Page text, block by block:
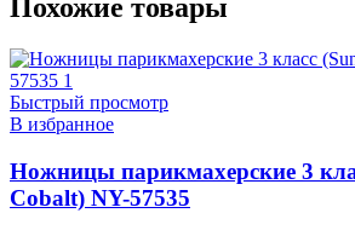
Похожие товары
Быстрый просмотр
В избранное
Ножницы парикмахерские 3
Cobalt) NY-57535